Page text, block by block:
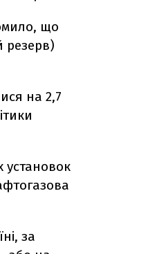
що
резерв)
на 2,7
установок
за